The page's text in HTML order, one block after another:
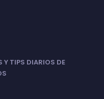
Y TIPS DIARIOS DE